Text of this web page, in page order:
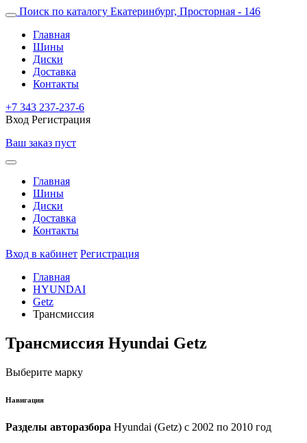
Поиск по каталогу Екатеринбург, Просторная - 146
Главная
Шины
Диски
Доставка
Контакты
+7 343 237-237-6
Вход Регистрация
Ваш заказ пуст
Главная
Шины
Диски
Доставка
Контакты
Вход в кабинет Регистрация
Главная
HYUNDAI
Getz
Трансмиссия
Трансмиссия Hyundai Getz
Выберите марку
Навигация
Разделы авторазбора Hyundai (Getz) с 2002 по 2010 год